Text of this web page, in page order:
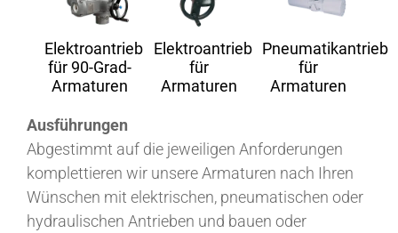
Elektroantrieb
für 90-Grad-
Armaturen
Elektroantrieb
für
Armaturen
Pneumatikantrieb
für
Armaturen
Ausführungen
Abgestimmt auf die jeweiligen Anforderungen
komplettieren wir unsere Armaturen nach Ihren
Wünschen mit elektrischen, pneumatischen oder
hydraulischen Antrieben und bauen oder